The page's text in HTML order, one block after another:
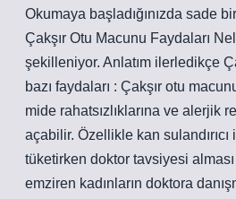
Okumaya başladığınızda sade
Çakşır Otu Macunu Faydaları
şekilleniyor. Anlatım ilerledikçe
bazı faydaları : Çakşır otu
mide rahatsızlıklarına ve alerjik
açabilir. Özellikle kan
tüketirken doktor tavsiyesi
emziren kadınların doktora